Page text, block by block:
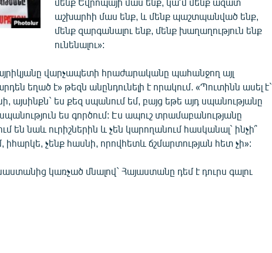
մենք Եվրոպայի մաս ենք, կա՛մ մենք ազատ
աշխարհի մաս ենք, և մենք պաշտպանված ենք,
մենք զարգանալու ենք, մենք խաղաղություն ենք
ունենալու»:
վարչապետի հրաժարականը պահանջող այլ
եղած է» թեզն անընդունելի է որակում. «Պուտինն ասել է`
այսինքն` ես քեզ սպանում եմ, բայց եթե այդ սպանությանը
ես գործում: Էս ապուշ տրամաբանությանը
են նաև ուրիշներին և չեն կարողանում հասկանալ` ինչի՞
իհարկե, չենք հասնի, որովհետև ճշմարտության հետ չի»:
կառչած մնալով` Հայաստանը դեմ է դուրս գալու